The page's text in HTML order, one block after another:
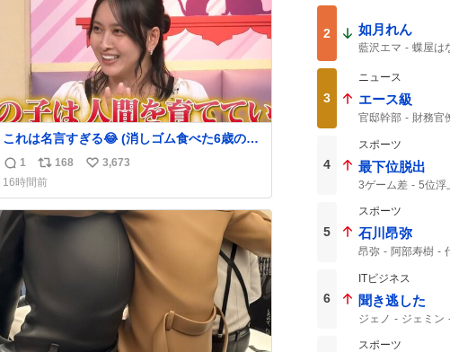
これは名言すぎる😂 (消しゴム食べた6歳の弟
を思い出しながら)
返
信
数
1
リ
ポ
ス
ト
168
い
ね
数
3,673
16時間前
2 如月れん
藍沢エマ 蝶屋は
3
ニュース
エース級
官邸幹部 財務官
4
スポーツ
最下位脱出
3ゲーム差 5位浮
3ゲーム
5
スポーツ
石川昂弥
昂弥 阿部寿樹
6
ITビジネス
聞き逃した
ジェノ ジェミン
スポーツ